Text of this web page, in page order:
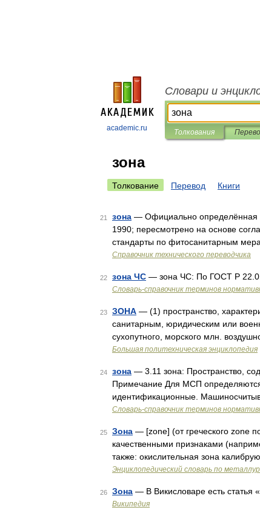
academic.ru
Словари и
Толкования
зона
Толкование Перевод Книги
21 зона — Официально определённая
1990; пересмотрено на основе
стандарты по фитосанитарным
Справочник технического переводчика
22 зона ЧС — зона ЧС: По ГОСТ Р
Словарь-справочник терминов
23 ЗОНА — (1) пространство,
санитарным, юридическим или
сухопутного, морского млн.
Большая политехническая энциклопедия
24 зона — 3.11 зона: Пространство,
Примечание Для МСП
идентификационные.
Словарь-справочник терминов
25 Зона — [zone] (от греческого zone
качественными признаками
также: окислительная зона
Энциклопедический словарь по
26 Зона — В Викисловаре есть статья
Википедия